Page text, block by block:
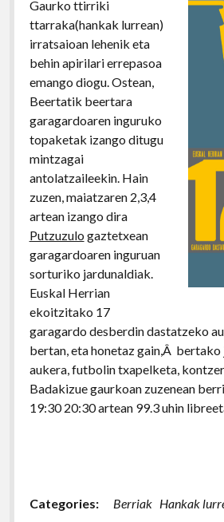
Gaurko ttirriki
ttarraka(hankak lurrean)
irratsaioan lehenik eta
behin apirilari errepasoa
emango diogu. Ostean,
Beertatik beertara
garagardoaren inguruko
topaketak izango ditugu
mintzagai
antolatzaileekin. Hain
zuzen, maiatzaren 2,3,4
artean izango dira
Putzuzulo gaztetxean
garagardoaren inguruan
sorturiko jardunaldiak.
Euskal Herrian
ekoitzitako 17
garagardo desberdin dastatzeko
bertan, eta honetaz gain,Â
aukera, futbolin txapelketa,
Badakizue gaurkoan zuzenean
19:30 20:30 artean 99.3 uhin
Categories: Berriak Hankak